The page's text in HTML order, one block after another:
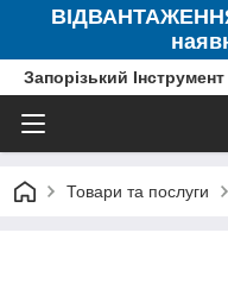
Запорізький Інструмент
Товари та послуги